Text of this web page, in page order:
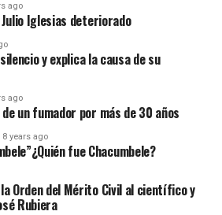
ago
Iglesias deteriorado
y explica la causa de su
ago
un fumador por más de 30 años
8 years ago
fue Chacumbele?
Orden del Mérito Civil al científico y
Rubiera